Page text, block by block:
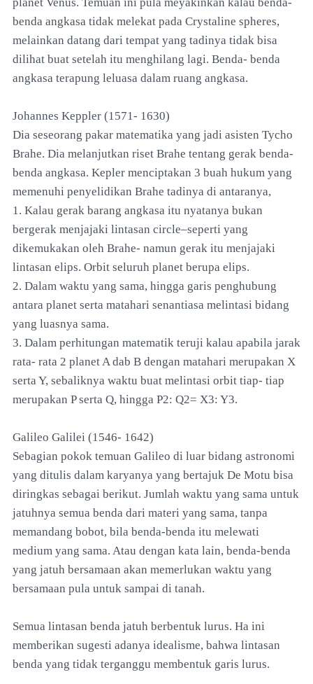
benda angkasa tidak melekat pada Crystaline spheres,
melainkan datang dari tempat yang tadinya tidak bisa
dilihat buat setelah itu menghilang lagi. Benda- benda
angkasa terapung leluasa dalam ruang angkasa.
Johannes Keppler (1571- 1630)
Dia seseorang pakar matematika yang jadi asisten Tycho
Brahe. Dia melanjutkan riset Brahe tentang gerak benda-
benda angkasa. Kepler menciptakan 3 buah hukum yang
memenuhi penyelidikan Brahe tadinya di antaranya,
1. Kalau gerak barang angkasa itu nyatanya bukan
bergerak menjajaki lintasan circle–seperti yang
dikemukakan oleh Brahe- namun gerak itu menjajaki
lintasan elips. Orbit seluruh planet berupa elips.
2. Dalam waktu yang sama, hingga garis penghubung
antara planet serta matahari senantiasa melintasi bidang
yang luasnya sama.
3. Dalam perhitungan matematik teruji kalau apabila jarak
rata- rata 2 planet A dab B dengan matahari merupakan X
serta Y, sebaliknya waktu buat melintasi orbit tiap- tiap
merupakan P serta Q, hingga P2: Q2= X3: Y3.
Galileo Galilei (1546- 1642)
Sebagian pokok temuan Galileo di luar bidang astronomi
yang ditulis dalam karyanya yang bertajuk De Motu bisa
diringkas sebagai berikut. Jumlah waktu yang sama untuk
jatuhnya semua benda dari materi yang sama, tanpa
memandang bobot, bila benda-benda itu melewati
medium yang sama. Atau dengan kata lain, benda-benda
yang jatuh bersamaan akan memerlukan waktu yang
bersamaan pula untuk sampai di tanah.
Semua lintasan benda jatuh berbentuk lurus. Ha ini
memberikan sugesti adanya idealisme, bahwa lintasan
benda yang tidak terganggu membentuk garis lurus.